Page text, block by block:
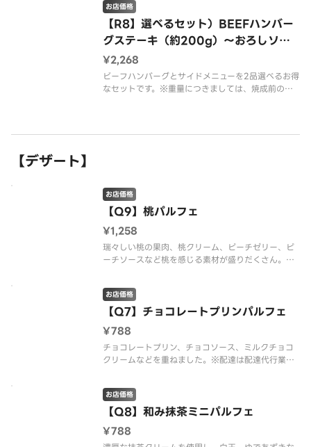
は、デニーズのホームページをご確認ください。
【R8】選べるセット）BEEFハンバー
グステーキ（約200g）～おろしソー
ス（ライスつき）
お店価格
¥2,268
ビーフハンバーグとサイドメニューを2品選べるお得
なセットです。※重量につきましては、焼成前の数
ページをご確認ください。
【デザート】
【Q9】桃パルフェ
お店価格
¥1,258
瑞々しい桃の果肉、桃クリーム、ピーチゼリー、ピ
ーチソースなど桃を感じる素材が盛りだくさん。桃
の食材との組み合わせをお楽しみください。※商品
の栄養成分・アレルゲン情報は、デニーズのホーム
ページをご確認ください。※配達
【Q7】チョコレートプリンパルフェ
お店価格
¥788
チョコレートプリン、チョコソース、ミルクチョコ
クリームなどを重ねました。※配達は配達代行業者
情報は、デニーズのホームページをご確認くださ
い。
【Q8】和み抹茶ミニパルフェ
お店価格
¥788